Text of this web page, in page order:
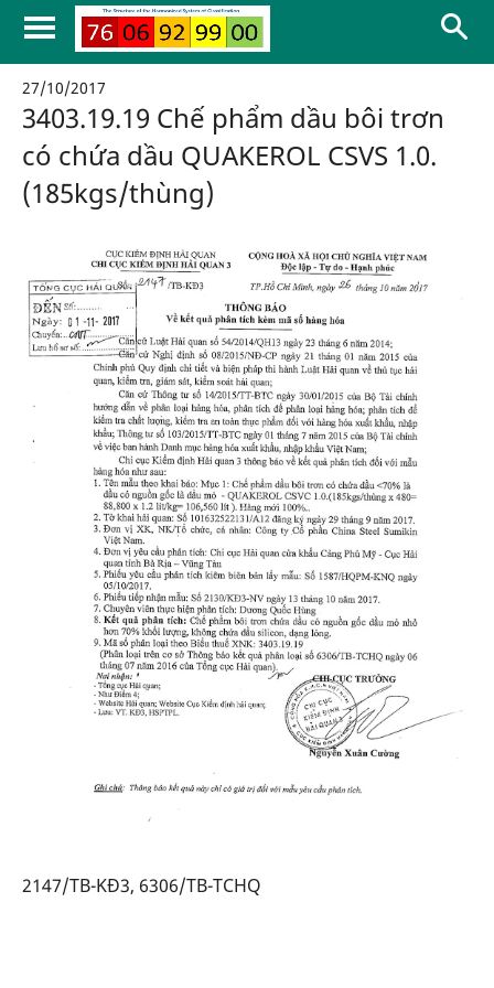
27/10/2017
3403.19.19 Chế phẩm dầu bôi trơn
có chứa dầu QUAKEROL CSVS 1.0.
(185kgs/thùng)
2147/TB-KĐ3, 6306/TB-TCHQ